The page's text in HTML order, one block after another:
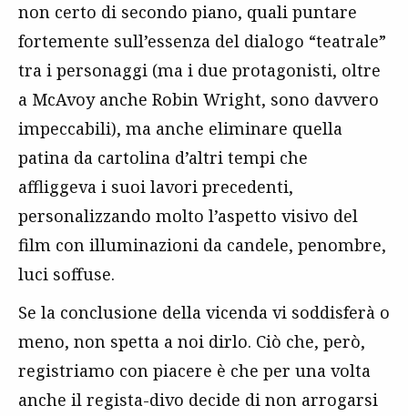
non certo di secondo piano, quali puntare
fortemente sull’essenza del dialogo “teatrale”
tra i personaggi (ma i due protagonisti, oltre
a McAvoy anche Robin Wright, sono davvero
impeccabili), ma anche eliminare quella
patina da cartolina d’altri tempi che
affliggeva i suoi lavori precedenti,
personalizzando molto l’aspetto visivo del
film con illuminazioni da candele, penombre,
luci soffuse.
Se la conclusione della vicenda vi soddisferà o
meno, non spetta a noi dirlo. Ciò che, però,
registriamo con piacere è che per una volta
anche il regista-divo decide di non arrogarsi